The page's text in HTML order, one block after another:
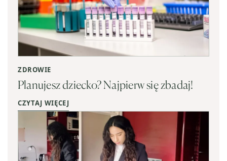
ZDROWIE
Planujesz dziecko? Najpierw się zbadaj!
CZYTAJ WIĘCEJ